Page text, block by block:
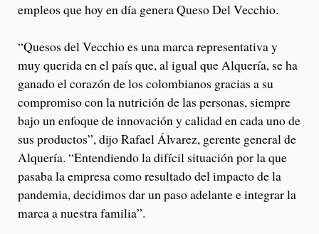
empleos que hoy en día genera Queso Del Vecchio.
“Quesos del Vecchio es una marca representativa y
muy querida en el país que, al igual que Alquería, se ha
ganado el corazón de los colombianos gracias a su
compromiso con la nutrición de las personas, siempre
bajo un enfoque de innovación y calidad en cada uno de
sus productos”, dijo Rafael Álvarez, gerente general de
Alquería. “Entendiendo la difícil situación por la que
pasaba la empresa como resultado del impacto de la
pandemia, decidimos dar un paso adelante e integrar la
marca a nuestra familia”.